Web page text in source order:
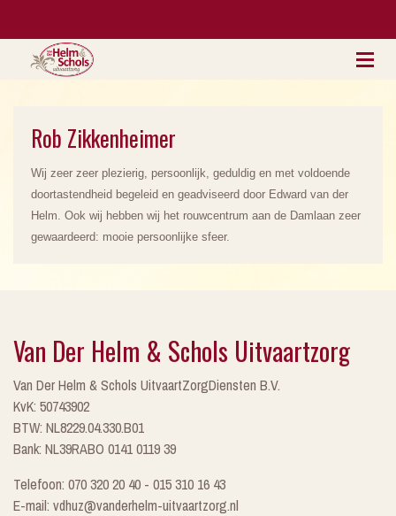
Rob Zikkenheimer
Wij zeer zeer plezierig, persoonlijk, geduldig en met voldoende
doortastendheid begeleid en geadviseerd door Edward van der
Helm. Ook wij hebben wij het rouwcentrum aan de Damlaan zeer
gewaardeerd: mooie persoonlijke sfeer.
Van Der Helm & Schols Uitvaartzorg
Van Der Helm & Schols UitvaartZorgDiensten B.V.
KvK: 50743902
BTW: NL8229.04.330.B01
Bank: NL39RABO 0141 0119 39
Telefoon: 070 320 20 40 - 015 310 16 43
E-mail: vdhuz@vanderhelm-uitvaartzorg.nl